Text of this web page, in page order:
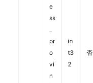
e
ss
pr
o
vi
n
in
t3
2
否